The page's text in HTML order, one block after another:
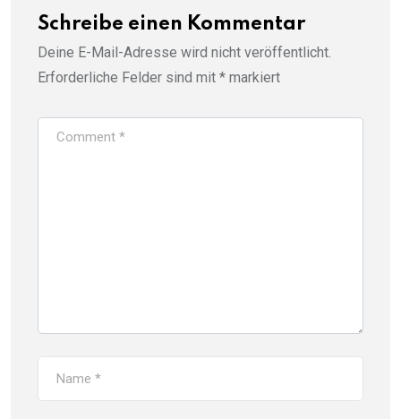
Schreibe einen Kommentar
Deine E-Mail-Adresse wird nicht veröffentlicht.
Erforderliche Felder sind mit * markiert